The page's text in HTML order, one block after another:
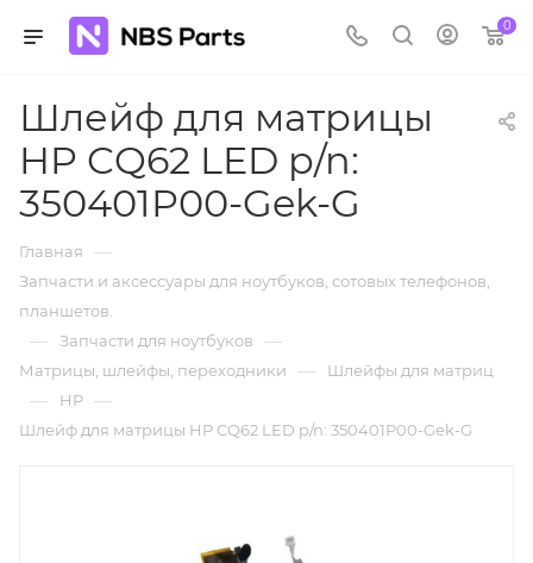
0
Шлейф для матрицы
HP CQ62 LED p/n:
350401P00-Gek-G
Главная —
Запчасти и аксессуары для ноутбуков, сотовых телефонов,
планшетов.
— Запчасти для ноутбуков —
Матрицы, шлейфы, переходники — Шлейфы для матриц
— HP —
Шлейф для матрицы HP CQ62 LED p/n: 350401P00-Gek-G